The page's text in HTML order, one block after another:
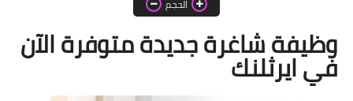
اخبار الطلبة
الاخبار العامة
الحجم
وظيفةشاغرة جديدة متوفرة الآن
في ايرثلنك